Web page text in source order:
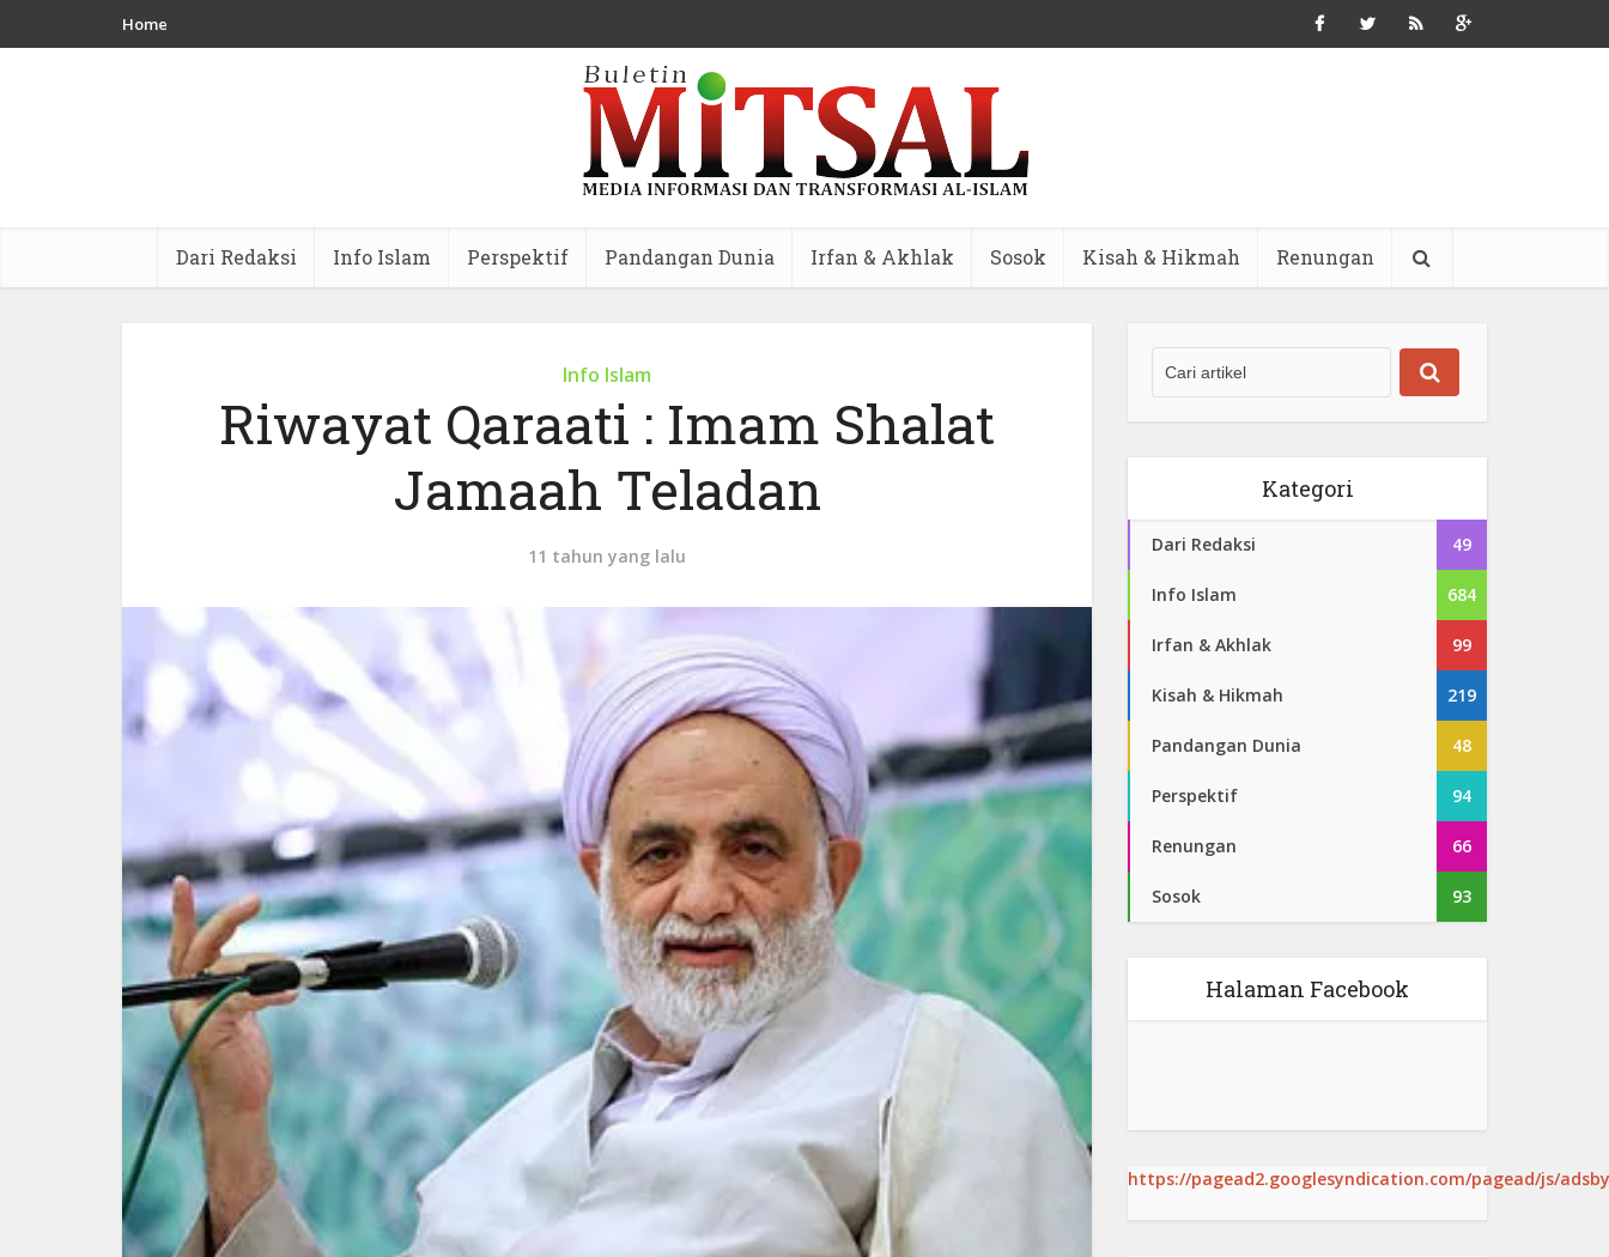
Home
Dari Redaksi Info Islam Perspektif Pandangan Dunia Irfan & Akhlak Sosok Kisah & Hikmah Renungan
Info Islam
Riwayat Qaraati : Imam Shalat
Jamaah Teladan
11 tahun yang lalu
Kategori
Dari Redaksi 49
Info Islam 684
Irfan & Akhlak 99
Kisah & Hikmah 219
Pandangan Dunia 48
Perspektif 94
Renungan 66
Sosok 93
Halaman Facebook
https://pagead2.googlesyndication.com/pagead/js/